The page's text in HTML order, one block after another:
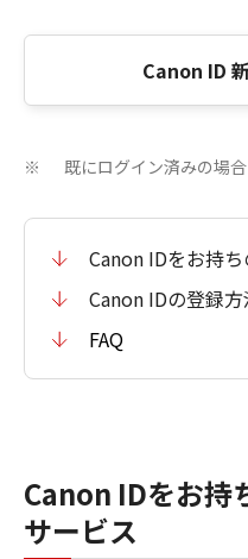
Canon ID
※ 既にログイン済みの場
Canon IDをお持
Canon IDの登録方
FAQ
Canon IDをお持
サービス